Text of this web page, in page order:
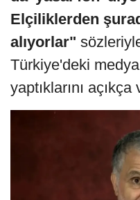
Elçiliklerden
alıyorlar"
Türkiye'deki
yaptıklarını açıkça